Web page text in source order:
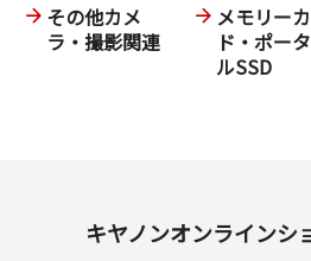
その他カメ
ラ・撮影関連
メモリー
ド・ポー
ルSSD
キヤノンオンラインシ